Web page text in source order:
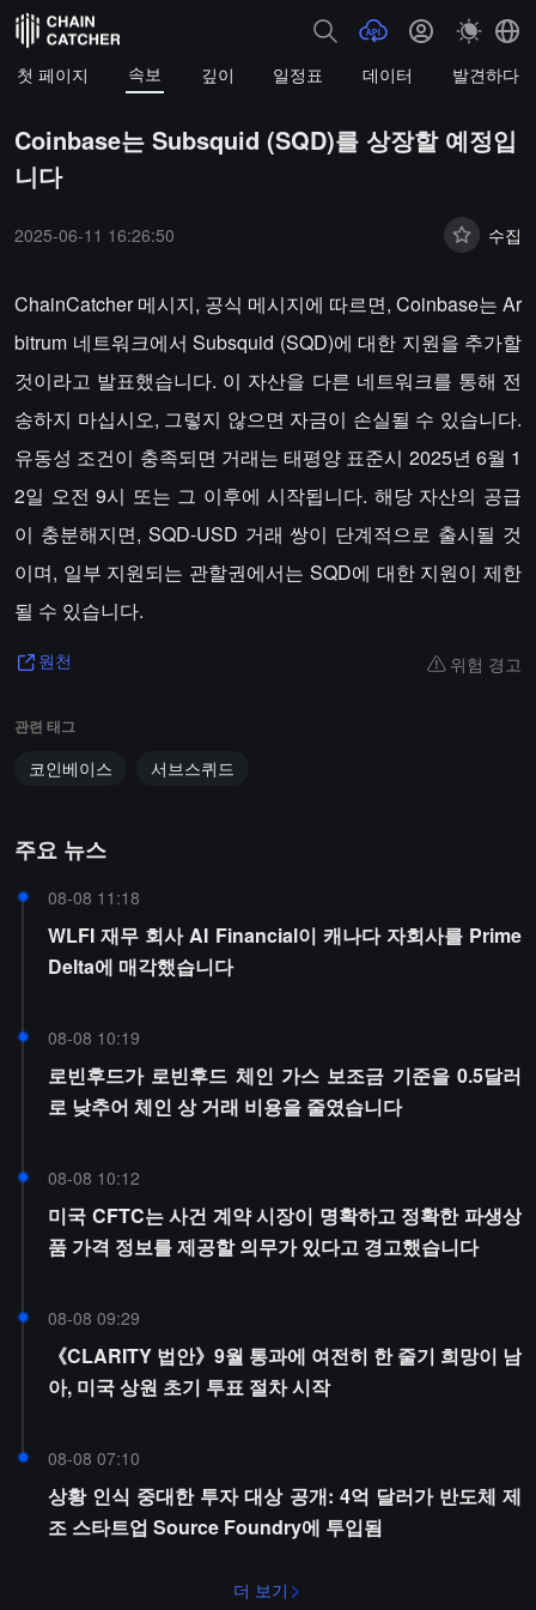
첫 페이지 속보 깊이 일정표 데이터 발견하다
Coinbase는 Subsquid (SQD)를 상장할 예정입
니다
2025-06-11 16:26:50 수집
ChainCatcher 메시지, 공식 메시지에 따르면, Coinbase는 Ar
bitrum 네트워크에서 Subsquid (SQD)에 대한 지원을 추가할
것이라고 발표했습니다. 이 자산을 다른 네트워크를 통해 전
송하지 마십시오, 그렇지 않으면 자금이 손실될 수 있습니다.
유동성 조건이 충족되면 거래는 태평양 표준시 2025년 6월 1
2일 오전 9시 또는 그 이후에 시작됩니다. 해당 자산의 공급
이 충분해지면, SQD-USD 거래 쌍이 단계적으로 출시될 것
이며, 일부 지원되는 관할권에서는 SQD에 대한 지원이 제한
될 수 있습니다.
원천 위험 경고
관련 태그
코인베이스 서브스퀴드
주요 뉴스
08-08 11:18
WLFI 재무 회사 AI Financial이 캐나다 자회사를 Prime
Delta에 매각했습니다
08-08 10:19
로빈후드가 로빈후드 체인 가스 보조금 기준을 0.5달러
로 낮추어 체인 상 거래 비용을 줄였습니다
08-08 10:12
미국 CFTC는 사건 계약 시장이 명확하고 정확한 파생상
품 가격 정보를 제공할 의무가 있다고 경고했습니다
08-08 09:29
《CLARITY 법안》9월 통과에 여전히 한 줄기 희망이 남
아, 미국 상원 초기 투표 절차 시작
08-08 07:10
상황 인식 중대한 투자 대상 공개: 4억 달러가 반도체 제
조 스타트업 Source Foundry에 투입됨
더 보기